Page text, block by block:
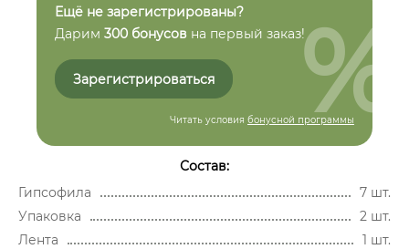
Ещё не зарегистрированы?
Дарим 300 бонусов на первый заказ!
Зарегистрироваться
Читать условия бонусной программы
%
Состав:
Гипсофила
7 шт.
Упаковка
2 шт.
Лента
1 шт.